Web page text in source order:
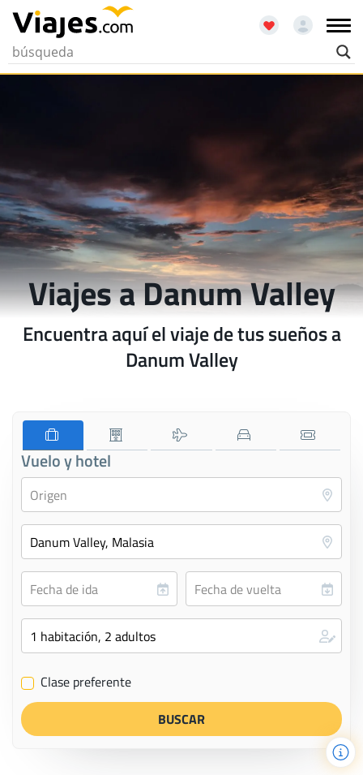
Viajes a Danum Valley
Encuentra aquí el viaje de tus sueños a
Danum Valley
Vuelo y hotel
✔ Clase preferente